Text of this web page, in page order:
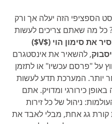
הספציפי הזה יעלה אך ורק
כל מה שאתם צריכים לעשות
להסיר את סימון הוי ($V$)
, להשאיר את אינסטגרם
על "פרסם עכשיו" או לתזמן
יותר. המערכת תדע לעשות
כירורגי ומדויק. אתם
ניהול של כל זירות
קורת גג אחת, מבלי לאבד את